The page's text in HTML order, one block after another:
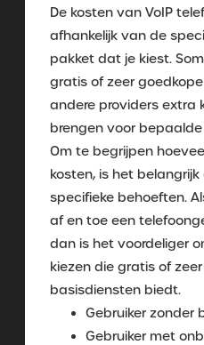
De kosten van VoIP
afhankelijk van de
pakket dat je kiest.
gratis of zeer
andere providers extra
brengen voor
Om te begrijpen
kosten, is het
specifieke behoeften.
af en toe een
dan is het voordeliger
kiezen die gratis of
basisdiensten biedt.
Gebruiker zonder
Gebruiker met